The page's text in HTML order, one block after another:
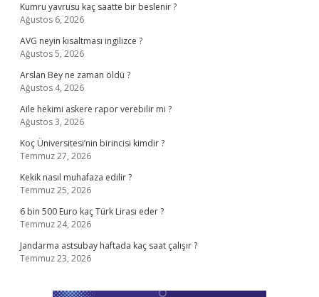
Kumru yavrusu kaç saatte bir beslenir ?
Ağustos 6, 2026
AVG neyin kısaltması ingilizce ?
Ağustos 5, 2026
Arslan Bey ne zaman öldü ?
Ağustos 4, 2026
Aile hekimi askere rapor verebilir mi ?
Ağustos 3, 2026
Koç Üniversitesi’nin birincisi kimdir ?
Temmuz 27, 2026
Kekik nasıl muhafaza edilir ?
Temmuz 25, 2026
6 bin 500 Euro kaç Türk Lirası eder ?
Temmuz 24, 2026
Jandarma astsubay haftada kaç saat çalışır ?
Temmuz 23, 2026